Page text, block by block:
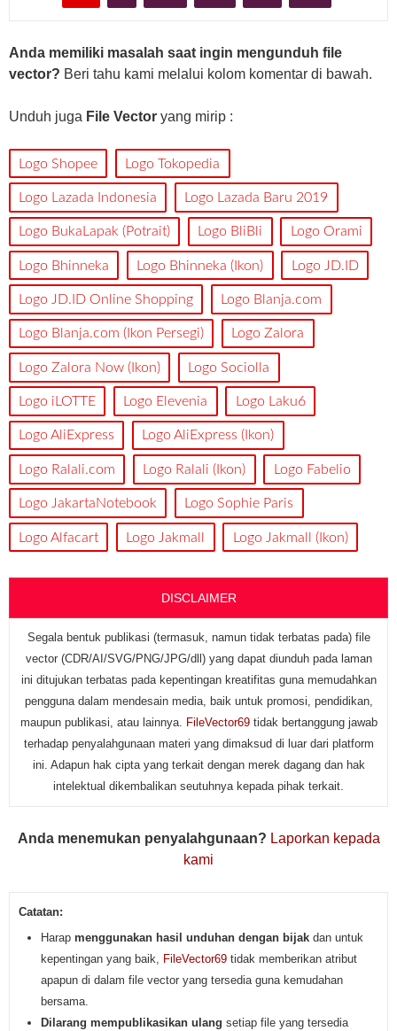
Anda memiliki masalah saat ingin mengunduh file
vector? Beri tahu kami melalui kolom komentar di bawah.
Unduh juga File Vector yang mirip :
Logo Shopee Logo Tokopedia
Logo Lazada Indonesia Logo Lazada Baru 2019
Logo BukaLapak (Potrait) Logo BliBli Logo Orami
Logo Bhinneka Logo Bhinneka (Ikon) Logo JD.ID
Logo JD.ID Online Shopping Logo Blanja.com
Logo Blanja.com (Ikon Persegi) Logo Zalora
Logo Zalora Now (Ikon) Logo Sociolla
Logo iLOTTE Logo Elevenia Logo Laku6
Logo AliExpress Logo AliExpress (Ikon)
Logo Ralali.com Logo Ralali (Ikon) Logo Fabelio
Logo JakartaNotebook Logo Sophie Paris
Logo Alfacart Logo Jakmall Logo Jakmall (Ikon)
DISCLAIMER
Segala bentuk publikasi (termasuk, namun tidak terbatas pada) file
vector (CDR/AI/SVG/PNG/JPG/dll) yang dapat diunduh pada laman
ini ditujukan terbatas pada kepentingan kreatifitas guna memudahkan
pengguna dalam mendesain media, baik untuk promosi, pendidikan,
maupun publikasi, atau lainnya. FileVector69tidak bertanggung jawab
terhadap penyalahgunaan materi yang dimaksud di luar dari platform
ini. Adapun hak cipta yang terkait dengan merek dagang dan hak
intelektual dikembalikan seutuhnya kepada pihak terkait.
Anda menemukan penyalahgunaan? Laporkan kepada
kami
Catatan:
Harap menggunakan hasil unduhan dengan bijak dan untuk
kepentingan yang baik, FileVector69 tidak memberikan atribut
apapun di dalam file vector yang tersedia guna kemudahan
bersama.
Dilarang mempublikasikan ulang setiap file yang tersedia